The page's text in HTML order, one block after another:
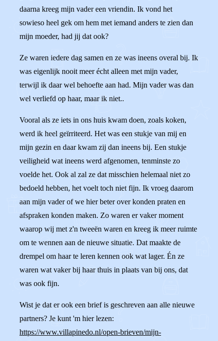
daarna kreeg mijn vader een vriendin. Ik vond het
sowieso heel gek om hem met iemand anders te zien dan
mijn moeder, had jij dat ook?
Ze waren iedere dag samen en ze was ineens overal bij. Ik
was eigenlijk nooit meer écht alleen met mijn vader,
terwijl ik daar wel behoefte aan had. Mijn vader was dan
wel verliefd op haar, maar ik niet..
Vooral als ze iets in ons huis kwam doen, zoals koken,
werd ik heel geïrriteerd. Het was een stukje van mij en
mijn gezin en daar kwam zij dan ineens bij. Een stukje
veiligheid wat ineens werd afgenomen, tenminste zo
voelde het. Ook al zal ze dat misschien helemaal niet zo
bedoeld hebben, het voelt toch niet fijn. Ik vroeg daarom
aan mijn vader of we hier beter over konden praten en
afspraken konden maken. Zo waren er vaker moment
waarop wij met z'n tweeën waren en kreeg ik meer ruimte
om te wennen aan de nieuwe situatie. Dat maakte de
drempel om haar te leren kennen ook wat lager. Én ze
waren wat vaker bij haar thuis in plaats van bij ons, dat
was ook fijn.
Wist je dat er ook een brief is geschreven aan alle nieuwe
partners? Je kunt 'm hier lezen:
https://www.villapinedo.nl/open-brieven/mijn-